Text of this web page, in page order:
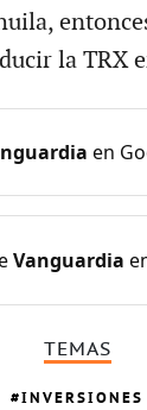
la TRX
en
Vanguardia
TEMAS
INVERSIONES